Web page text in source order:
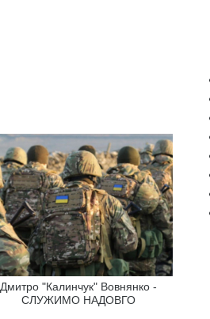
Дмитро "Калинчук" Вовнянко -
СЛУЖИМО НАДОВГО